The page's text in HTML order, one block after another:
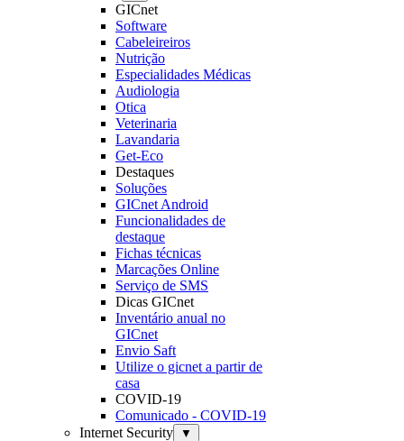
GICnet
Software
Cabeleireiros
Nutrição
Especialidades Médicas
Audiologia
Otica
Veterinaria
Lavandaria
Get-Eco
Destaques
Soluções
GICnet Android
Funcionalidades de
destaque
Fichas técnicas
Marcações Online
Serviço de SMS
Dicas GICnet
Inventário anual no
GICnet
Envio Saft
Utilize o gicnet a partir de
casa
COVID-19
Comunicado - COVID-19
Internet Security
▼